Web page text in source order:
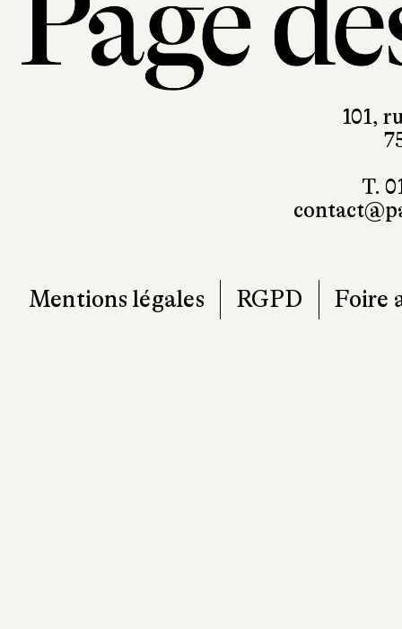
101,
T.
Mentions légales RGPD Foire